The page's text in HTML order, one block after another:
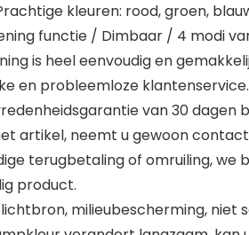
kleuren: rood, groen,
functie / Dimbaar / 4 modi
is heel eenvoudig en
en probleemloze
van 30 dagen
artikel, neemt u gewoon
terugbetaling of omruiling, we
product.
lichtbron, milieubescherming,